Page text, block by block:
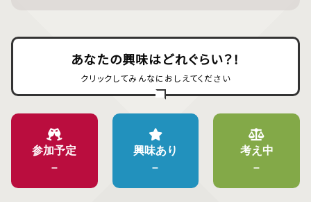
あなたの興味はどれぐらい？！
クリックしてみんなにおしえてください
参加予定
–
興味あり
–
考え中
–